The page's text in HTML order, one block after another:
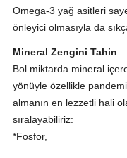
Omega-3 yağ asitleri
önleyici olmasıyla da
Mineral Zengini Tahin
Bol miktarda mineral
yönüyle özellikle
almanın en lezzetli hali
sıralayabiliriz:
*Fosfor,
*Demir,